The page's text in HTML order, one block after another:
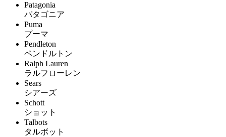
Patagonia
パタゴニア
Puma
プーマ
Pendleton
ペンドルトン
Ralph Lauren
ラルフローレン
Sears
シアーズ
Schott
ショット
Talbots
タルボット